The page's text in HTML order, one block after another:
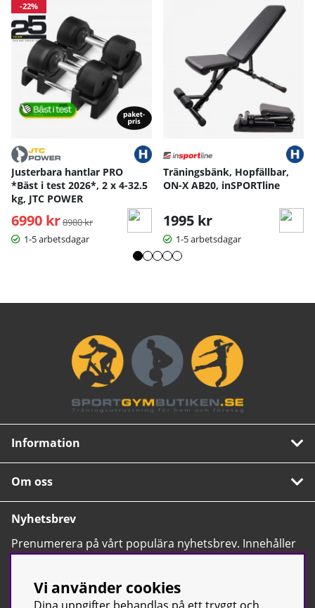
Handskens längd
19
Handskens bredd
11
Handskens bredd längst ned
9.5 10
Handskens längd - dam
12.
5
13.5
Handskens bred - dam
8.5 9
9.5
Mått angivna i cm.
-22%
Justerbara hantlar PRO
*Bäst i test 2026*, 2 x 4-32.5
kg, JTC POWER
6990 kr Ordinarie pris:
8980 kr
1-5 arbetsdagar
Träningsbänk, Hopfällbar,
ON-X AB20, inSPORTline
1995 kr
1-5 arbetsdagar
Information
Om oss
Nyhetsbrev
Prenumerera på vårt populära nyhetsbrev. Innehåller
tips, nyheter och våra allra bästa erbjudanden.
Vi använder cookies